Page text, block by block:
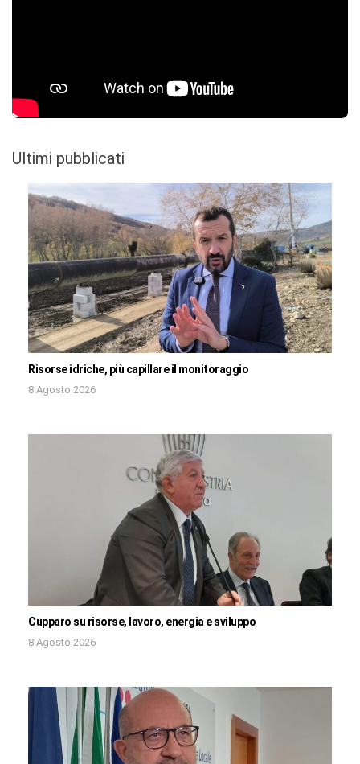
Ultimi pubblicati
Risorse idriche, più capillare il monitoraggio
8 Agosto 2026
Cupparo su risorse, lavoro, energia e sviluppo
8 Agosto 2026